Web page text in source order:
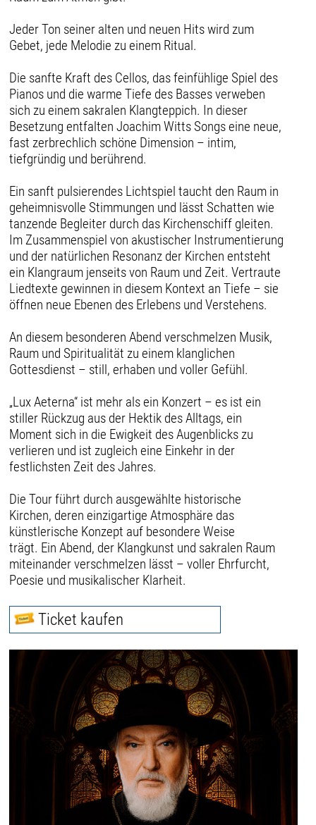
Jeder Ton seiner alten und neuen Hits wird zum
Gebet, jede Melodie zu einem Ritual.
Die sanfte Kraft des Cellos, das feinfühlige Spiel des
Pianos und die warme Tiefe des Basses verweben
sich zu einem sakralen Klangteppich. In dieser
Besetzung entfalten Joachim Witts Songs eine neue,
fast zerbrechlich schöne Dimension – intim,
tiefgründig und berührend.
Ein sanft pulsierendes Lichtspiel taucht den Raum in
geheimnisvolle Stimmungen und lässt Schatten wie
tanzende Begleiter durch das Kirchenschiff gleiten.
Im Zusammenspiel von akustischer Instrumentierung
und der natürlichen Resonanz der Kirchen entsteht
ein Klangraum jenseits von Raum und Zeit. Vertraute
Liedtexte gewinnen in diesem Kontext an Tiefe – sie
öffnen neue Ebenen des Erlebens und Verstehens.
An diesem besonderen Abend verschmelzen Musik,
Raum und Spiritualität zu einem klanglichen
Gottesdienst – still, erhaben und voller Gefühl.
„Lux Aeterna“ ist mehr als ein Konzert – es ist ein
stiller Rückzug aus der Hektik des Alltags, ein
Moment sich in die Ewigkeit des Augenblicks zu
verlieren und ist zugleich eine Einkehr in der
festlichsten Zeit des Jahres.
Die Tour führt durch ausgewählte historische
Kirchen, deren einzigartige Atmosphäre das
künstlerische Konzept auf besondere Weise
trägt. Ein Abend, der Klangkunst und sakralen Raum
miteinander verschmelzen lässt – voller Ehrfurcht,
Poesie und musikalischer Klarheit.
Ticket kaufen